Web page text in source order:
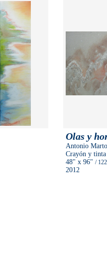
Olas y
Antonio
Crayón y
48" x 96" /
2012